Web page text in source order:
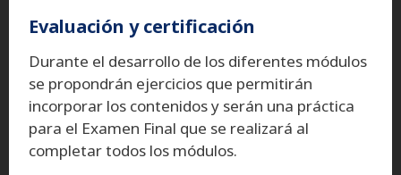
Evaluación y certificación
Durante el desarrollo de los diferentes módulos
se propondrán ejercicios que permitirán
incorporar los contenidos y serán una práctica
para el Examen Final que se realizará al
completar todos los módulos.